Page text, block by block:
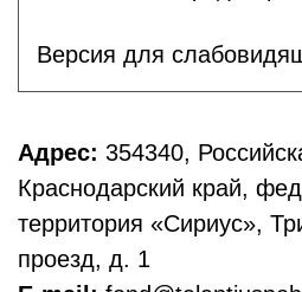
Версия для
Адрес: 354340,
Краснодарский край,
территория «Сириус»,
проезд, д. 1